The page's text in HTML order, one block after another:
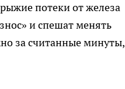
потеки от железа
и спешат менять
за считанные минуты,